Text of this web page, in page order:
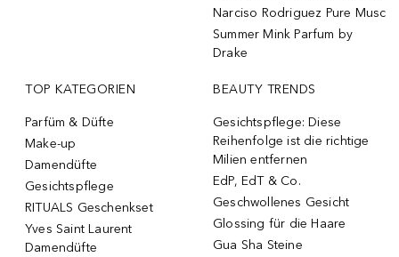
Narciso Rodriguez Pure Musc
Summer Mink Parfum by
Drake
TOP KATEGORIEN
Parfüm & Düfte
Make-up
Damendüfte
Gesichtspflege
RITUALS Geschenkset
Yves Saint Laurent
Damendüfte
BEAUTY TRENDS
Gesichtspflege: Diese
Reihenfolge ist die richtige
Milien entfernen
EdP, EdT & Co.
Geschwollenes Gesicht
Glossing für die Haare
Gua Sha Steine